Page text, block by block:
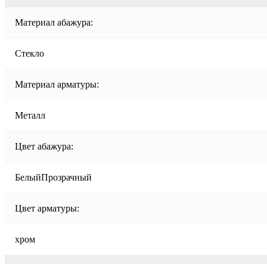
Материал абажура:
Стекло
Материал арматуры:
Металл
Цвет абажура:
БелыйПрозрачный
Цвет арматуры:
хром